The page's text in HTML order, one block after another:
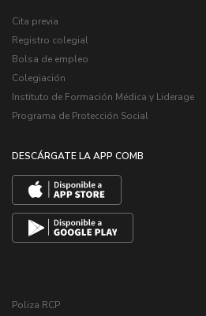
Cita previa
Registro colegial
Bolsa de empleo
Colegiación
Instituto de Formación Médica y Liderage
Programa de Protección Social
DESCÁRGATE LA APP COMB
Poliza RCP